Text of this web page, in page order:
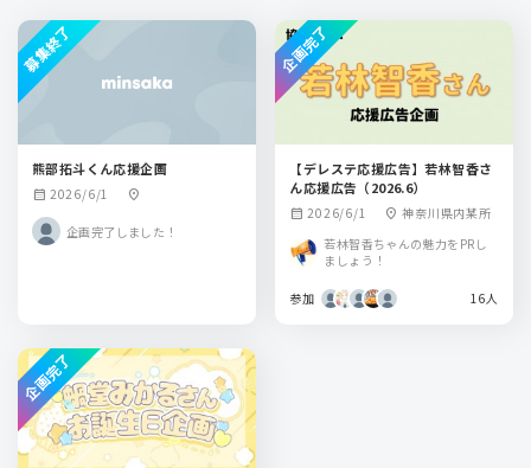
熊部拓斗くん応援企画
calendar_month 2026/6/1 location_on
企画完了しました！
募集終了
【デレステ応援広告】若林智香さ
ん応援広告（2026.6）
calendar_month 2026/6/1 location_on 神奈川県内某所
若林智香ちゃんの魅力をPRし
ましょう！
参加 16人
企画完了
企画完了